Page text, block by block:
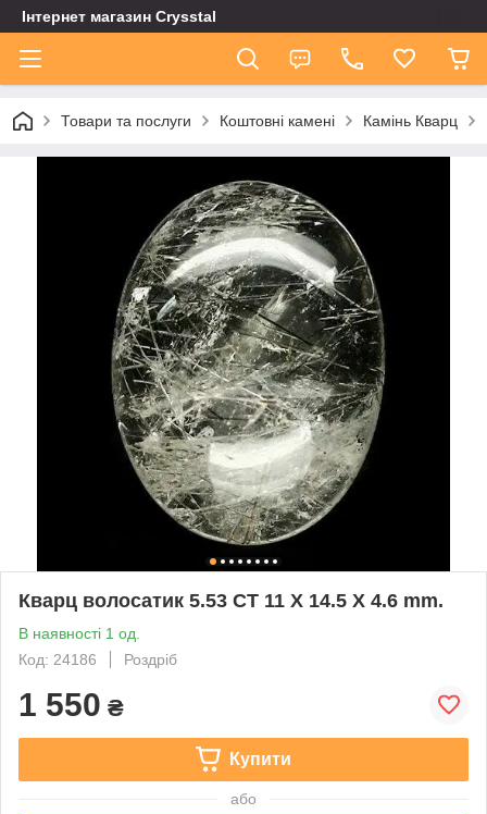
Інтернет магазин Сrysstal
Товари та послуги Коштовні камені Камінь Кварц
Кварц волосатик 5.53 CT 11 X 14.5 X 4.6 mm.
В наявності 1 од.
Код: 24186
Роздріб
1 550 ₴
Купити
або